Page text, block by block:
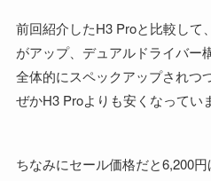
前回紹介したH3 Proと比較して
がアップ、デュアルドライバー
全体的にスペックアップされつ
ぜかH3 Proよりも安くなってい
ちなみにセール価格だと6,200